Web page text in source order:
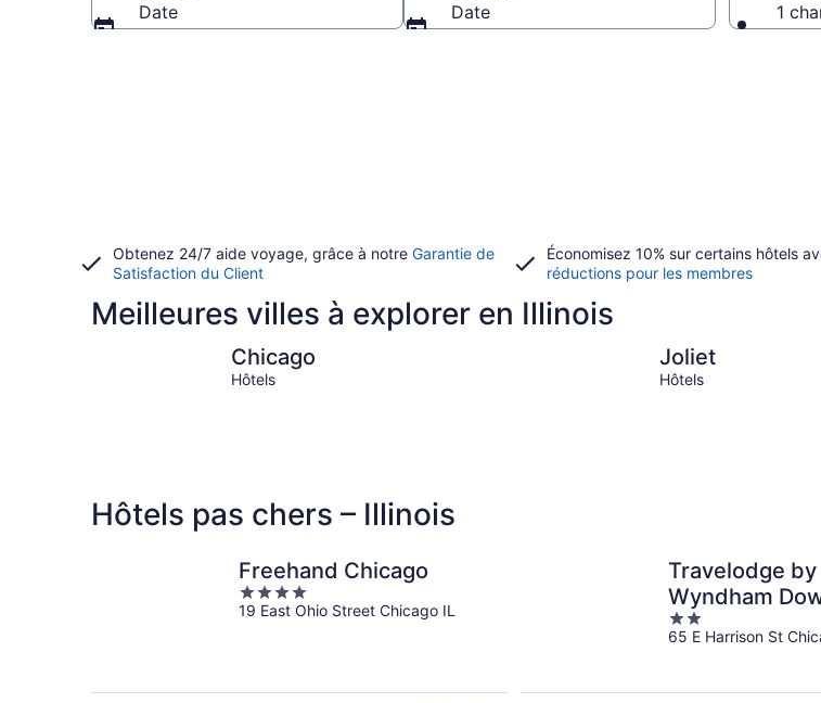
Date
Date
1
Obtenez 24/7 aide voyage, grâce à notre Garantie de
Satisfaction du Client
Économisez 10% sur certains hôtels
réductions pour les membres
Meilleures villes à explorer en Illinois
Chicago
Hôtels
Joliet
Hôtels
Hôtels pas chers – Illinois
Freehand Chicago
4
out
19 East Ohio Street Chicago IL
Travelodge by
Wyndham
Chicago
2
out
65 E Harrison St